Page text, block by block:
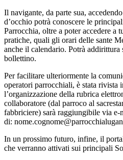
Il navigante, da parte sua,
d’occhio potrà conoscere le
Parrocchia, oltre a poter accedere a
pratiche, quali gli orari delle sante
anche il calendario. Potrà
bollettino.
Per facilitare ulteriormente la
operatori parrocchiali, è stata rivista
l’organizzazione della rubrica
collaboratore (dal parroco al
fabbriciere) sarà raggiungibile via
di:
In un prossimo futuro, infine, il
che verranno attivati sui principali